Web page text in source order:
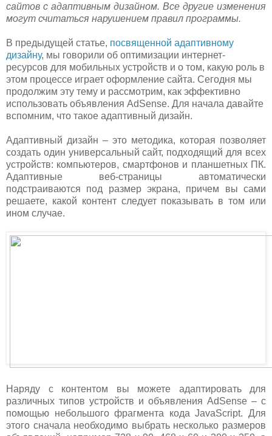
сайтов с адаптивным дизайном. Все другие изменения
могут считаться нарушением правил программы.
В предыдущей статье, посвященной адаптивному
дизайну, мы говорили об оптимизации интернет-
ресурсов для мобильных устройств и о том, какую роль в
этом процессе играет оформление сайта. Сегодня мы
продолжим эту тему и рассмотрим, как эффективно
использовать объявления AdSense. Для начала давайте
вспомним, что такое адаптивный дизайн.
Адаптивный дизайн – это методика, которая позволяет
создать один универсальный сайт, подходящий для всех
устройств: компьютеров, смартфонов и планшетных ПК.
Адаптивные веб-страницы автоматически
подстраиваются под размер экрана, причем вы сами
решаете, какой контент следует показывать в том или
ином случае.
Наряду с контентом вы можете адаптировать для
различных типов устройств и объявления AdSense – с
помощью небольшого фрагмента кода JavaScript. Для
этого сначала необходимо выбрать несколько размеров